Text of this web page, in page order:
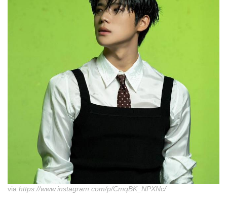
via https://www.instagram.com/p/CmqBK_NPXNc/